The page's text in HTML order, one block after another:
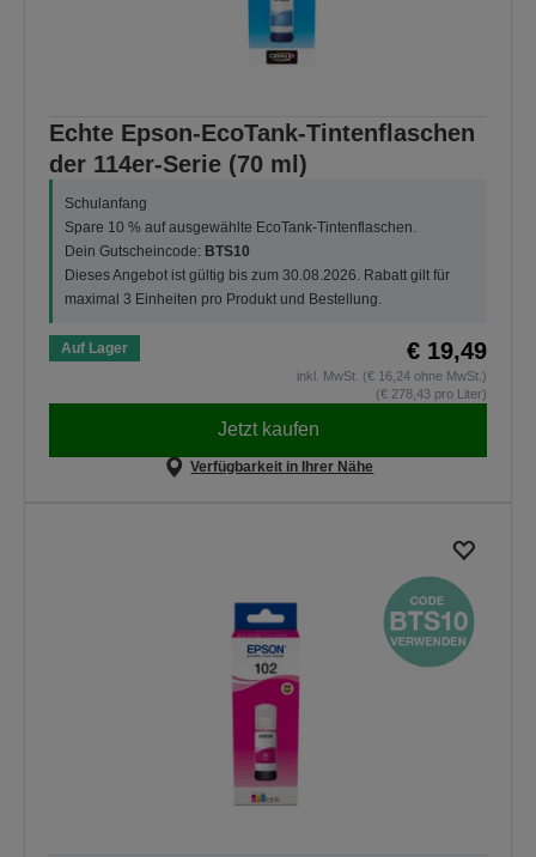
Echte Epson-EcoTank-Tintenflaschen
der 114er-Serie (70 ml)
Schulanfang
Spare 10 % auf ausgewählte EcoTank-Tintenflaschen.
Dein Gutscheincode: BTS10
Dieses Angebot ist gültig bis zum 30.08.2026. Rabatt gilt für
maximal 3 Einheiten pro Produkt und Bestellung.
Auf Lager € 19,49
inkl. MwSt. (€ 16,24 ohne MwSt.)
(€ 278,43 pro Liter)
Jetzt kaufen
Verfügbarkeit in Ihrer Nähe